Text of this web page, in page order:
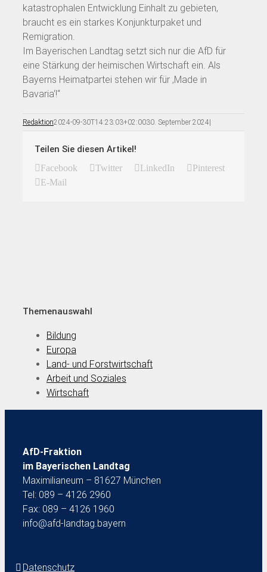
katastrophalen Entwicklung Einhalt zu gebieten,
braucht es ein starkes Konjunkturpaket und
Remigration.
Im Bayerischen Landtag setzt sich nur die AfD für
eine Stärkung der heimischen Wirtschaft ein. Als
Bayerns Heimatpartei stehen wir für ‚Made in
Bavaria‘!“
Redaktion2024-09-30T14:23:03+02:0030. September 2024|
Teilen Sie diesen Artikel!
Facebook Twitter LinkedIn
Pinterest
E-Mail
Themenauswahl
Bildung
Europa
Land- und Forstwirtschaft
Arbeit und Soziales
Wirtschaft
AfD-Fraktion
im Bayerischen Landtag
Maximilianeum – 81627 München
Tel: 089 – 4126 2960
Fax: 089 – 4126 1960
info@afd-landtag.bayern
Datenschutz